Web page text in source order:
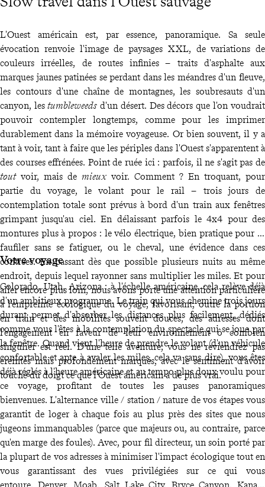
L'Ouest américain est, par essence, panoramique. Sa seule
évocation renvoie l'image de paysages XXL, de variations de
couleurs irréelles, de routes infinies – traits d'asphalte aux
marques jaunes patinées se perdant dans les méandres d'un fleuve,
les contours d'une chaîne de montagnes, les soubresauts d'un
canyon, les tumbleweeds d'un désert. Des décors que l'on voudrait
pouvoir contempler longtemps, comme pour les imprimer
durablement dans la mémoire voyageuse. Or bien souvent, il y a
tant à voir, tant à faire que les périples dans l'Ouest s'apparentent à
des courses effrénées. Point de ruée ici : parfois, il ne s'agit pas de
toutvoir, mais de mieuxvoir. Comment ? En troquant, pour
partie du voyage, le volant pour le rail – trois jours de
contemplation totale sont prévus à bord d'un train aux fenêtres
grimpant jusqu'au ciel. En délaissant parfois le 4x4 pour des
montures plus à propos : le vélo électrique, bien pratique pour se
faufiler sans se fatiguer, ou le cheval, une évidence dans ces
contrées. En passant dès que possible plusieurs nuits au même
endroit, depuis lequel rayonner sans multiplier les miles. Et pour
aller encore plus loin, nous avons porté une attention particulière
à l'empreinte écologique du voyage, favorisant, outre la portion
en train et des mobilités souvent douces, des adresses dont
l'engagement en faveur de leur environnement ô combien
singulier est réel. D'une telle aventure, vous ne reviendrez pas
éreintés mais profondément marqués, avec le sentiment d'avoir
touché du doigt ce que l'Ouest américain a de plus vrai.
Votre voyage
Colorado, Utah, Arizona : à l'échelle américaine, cela relève déjà
d'un ambitieux programme. Le train qui vous chemine trois jours
durant permet d'absorber les distances plus facilement, dédiés
comme vous l'êtes à la contemplation du spectacle qui se joue par
la fenêtre. Quand vient l'heure de prendre le volant (d'un véhicule
confortable et apte à avaler les miles, cela va sans dire), vous êtes
déjà réglés à l'heure américaine et au tempo plus doux voulu pour
ce voyage, profitant de toutes les pauses panoramiques
bienvenues. L'alternance ville / station / nature de vos étapes vous
garantit de loger à chaque fois au plus près des sites que nous
jugeons immanquables (parce que majeurs ou, au contraire, parce
qu'en marge des foules). Avec, pour fil directeur, un soin porté par
la plupart de vos adresses à minimiser l'impact écologique tout en
vous garantissant des vues privilégiées sur ce qui vous
entoure. Denver, Moab, Salt Lake City, Bryce Canyon, Kanab,